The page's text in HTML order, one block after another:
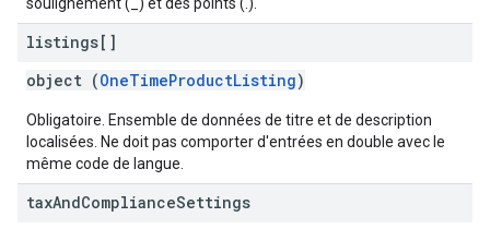
listings[]
object (OneTimeProductListing)
Obligatoire. Ensemble de données de titre et de description
localisées. Ne doit pas comporter d'entrées en double avec le
même code de langue.
taxAndComplianceSettings